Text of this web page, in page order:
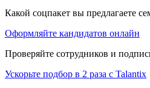
Какой соцпакет вы предлагаете
Оформляйте кандидатов онлайн
Проверяйте сотрудников и
Ускорьте подбор в 2 раза с Talantix